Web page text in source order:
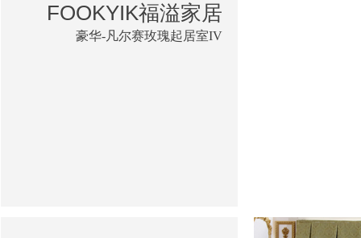
FOOKYIK福溢家居
豪华-凡尔赛玫瑰起居室IV